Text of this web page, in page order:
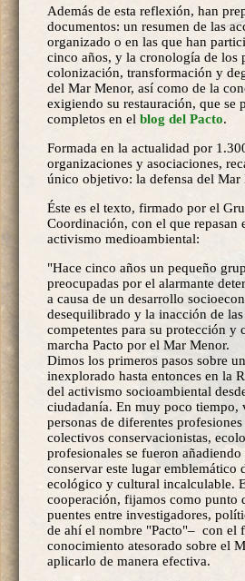
Además de esta reflexión, han
documentos: un resumen de las
organizado o en las que han
cinco años, y la cronología de los
colonización, transformación y
del Mar Menor, así como de la
exigiendo su restauración, que se
completos en el blog del Pacto.
Formada en la actualidad por
organizaciones y asociaciones,
único objetivo: la defensa del Mar
Éste es el texto, firmado por el
Coordinación, con el que repasan
activismo medioambiental:
"Hace cinco años un pequeño
preocupadas por el alarmante
a causa de un desarrollo
desequilibrado y la inacción de
competentes para su protección y
marcha Pacto por el Mar Menor.
Dimos los primeros pasos sobre
inexplorado hasta entonces en la
del activismo socioambiental
ciudadanía. En muy poco tiempo,
personas de diferentes
colectivos conservacionistas,
profesionales se fueron
conservar este lugar emblemático
ecológico y cultural incalculable.
cooperación, fijamos como punto
puentes entre investigadores,
de ahí el nombre "Pacto"– con el
conocimiento atesorado sobre el
aplicarlo de manera efectiva.